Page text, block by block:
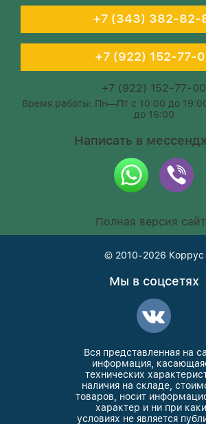
+7 (343) 382-82-
+7 (922) 152-77-
+7 (922) 152-77-00
Время работы: Пн—Пт с 10:00 до
до 16:00
Написать в
Полная версия
© 2010-2026 Коррус
Мы в соцсетях
Вся представленная на
информация,
технических
наличия на складе,
товаров, носит
характер и ни при
условиях не является